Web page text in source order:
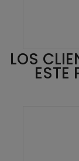
LOS
ESTE